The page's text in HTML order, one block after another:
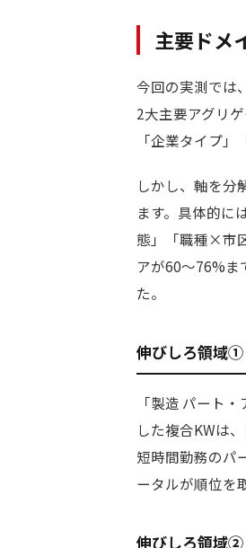
主要ドメ
今回の実測では
2大主要アグリ
「企業タイプ
しかし、軸を分
ます。具体的
態」「職種×市
アが60〜76%ま
た。
伸びしろ領域
「製造 パート
した複合KWは
短時間勤務のパ
ータルが順位を
伸びしろ領域